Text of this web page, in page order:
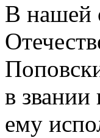
В нашей
в
ему